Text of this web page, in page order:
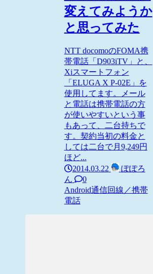
変えてみようか
と思ってみた
NTT docomoのFOMA携
帯電話「D903iTV」と、
Xiスマートフォン
「ELUGA X P-02E」を
使用してます。メール
と電話は携帯電話の方
が使いやすいという事
もあって、二台持ちで
す。契約当初の料金と
しては二台で月9,249円
ほど...
2014.03.22
ぽぽろ
ん
0
Android通信回線／携帯
電話